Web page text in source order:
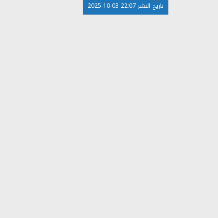
تاريخ النشر 22:07 03-10-2025